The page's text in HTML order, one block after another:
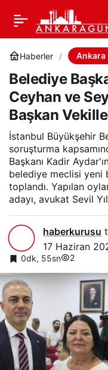
Haberler Ankara
Belediye
Ceyhan ve
Başkan
İstanbul Büyükşehir
soruşturma
Başkanı Kadir
belediye meclisi yeni
toplandı. Yapılan
adayı, avukat Sevil
haberkurusu
17 Haziran
0dk, 55sn 2
Belediye Başkanları
Tutuklanmıştı!
ve Seyhan
Başkan Vekilleri Belli
Oldu